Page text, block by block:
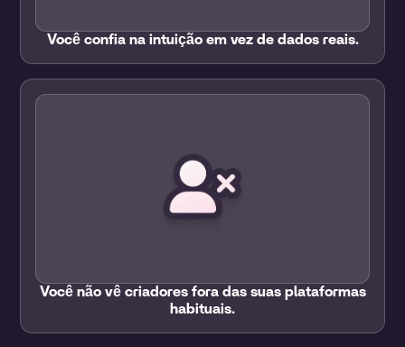
Você confia na intuição em vez de dados reais.
Você não vê criadores fora das suas plataformas
habituais.